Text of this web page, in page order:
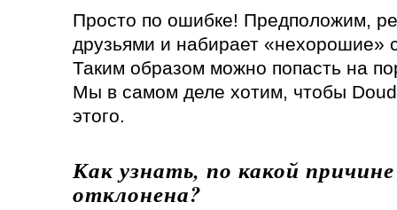
Просто по ошибке! Предположим,
друзьями и набирает «нехорошие»
Таким образом можно попасть на
Мы в самом деле хотим, чтобы
этого.
Как узнать, по какой
отклонена?